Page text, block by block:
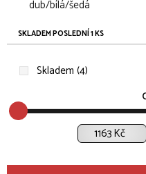
SKLADEM POSLEDNÍ 1 KS
Skladem (4)
Kč